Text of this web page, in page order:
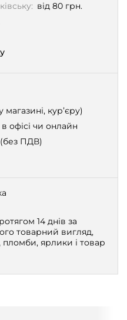
від 80 грн.
магазині, кур’єру)
офісі чи онлайн
ПДВ)
14 днів за
товарний вигляд,
пломби, ярлики і товар